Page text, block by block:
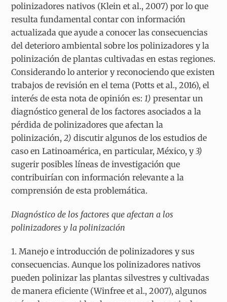
polinizadores nativos (Klein et al., 2007) por lo que
resulta fundamental contar con información
actualizada que ayude a conocer las consecuencias
del deterioro ambiental sobre los polinizadores y la
polinización de plantas cultivadas en estas regiones.
Considerando lo anterior y reconociendo que existen
trabajos de revisión en el tema (Potts et al., 2016), el
interés de esta nota de opinión es: 1) presentar un
diagnóstico general de los factores asociados a la
pérdida de polinizadores que afectan la
polinización,2) discutir algunos de los estudios de
caso en Latinoamérica, en particular, México, y 3)
sugerir posibles líneas de investigación que
contribuirían con información relevante a la
comprensión de esta problemática.
Diagnóstico de los factores que afectan a los
polinizadores y la polinización
1. Manejo e introducción de polinizadores y sus
consecuencias. Aunque los polinizadores nativos
pueden polinizar las plantas silvestres y cultivadas
de manera eficiente (Winfree et al., 2007), algunos